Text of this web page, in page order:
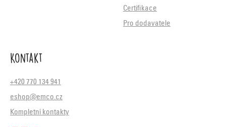
Certifikace
Pro dodavatele
Kontakt
+420 770 134 941
eshop@emco.cz
Kompletní kontakty